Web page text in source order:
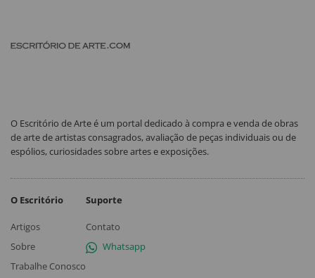
O Escritório de Arte é um portal dedicado à compra e venda de obras
de arte de artistas consagrados, avaliação de peças individuais ou de
espólios, curiosidades sobre artes e exposições.
O Escritório
Artigos
Sobre
Trabalhe Conosco
Suporte
Contato
Whatsapp